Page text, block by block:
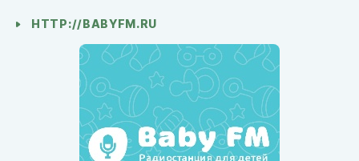
HTTP://BABYFM.RU